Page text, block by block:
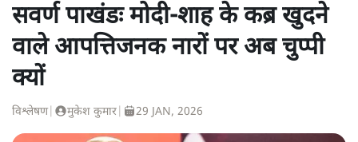
सवर्ण पाखंडः मोदी-शाह के कब्र खुदने
वाले आपत्तिजनक नारों पर अब चुप्पी
क्यों
विश्लेषण| मुकेश कुमार 29 JAN, 2026